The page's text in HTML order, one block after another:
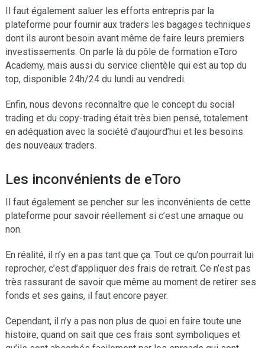
Il faut également saluer les efforts entrepris par la
plateforme pour fournir aux traders les bagages techniques
dont ils auront besoin avant même de faire leurs premiers
investissements. On parle là du pôle de formation eToro
Academy, mais aussi du service clientèle qui est au top du
top, disponible 24h/24 du lundi au vendredi.
Enfin, nous devons reconnaître que le concept du social
trading et du copy-trading était très bien pensé, totalement
en adéquation avec la société d’aujourd’hui et les besoins
des nouveaux traders.
Les inconvénients de eToro
Il faut également se pencher sur les inconvénients de cette
plateforme pour savoir réellement si c’est une arnaque ou
non.
En réalité, il n’y en a pas tant que ça. Tout ce qu’on pourrait lui
reprocher, c’est d’appliquer des frais de retrait. Ce n’est pas
très rassurant de savoir que même au moment de retirer ses
fonds et ses gains, il faut encore payer.
Cependant, il n’y a pas non plus de quoi en faire toute une
histoire, quand on sait que ces frais sont symboliques et